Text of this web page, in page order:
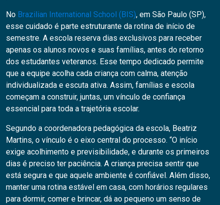
No Brazilian International School (BIS), em São Paulo (SP),
esse cuidado é parte estruturante da rotina de início de
semestre. A escola reserva dias exclusivos para receber
apenas os alunos novos e suas famílias, antes do retorno
dos estudantes veteranos. Esse tempo dedicado permite
que a equipe acolha cada criança com calma, atenção
individualizada e escuta ativa. Assim, famílias e escola
começam a construir, juntas, um vínculo de confiança
essencial para toda a trajetória escolar.
Segundo a coordenadora pedagógica da escola, Beatriz
Martins, o vínculo é o eixo central do processo. “O início
exige acolhimento e previsibilidade, e durante os primeiros
dias é preciso ter paciência. A criança precisa sentir que
está segura e que aquele ambiente é confiável. Além disso,
manter uma rotina estável em casa, com horários regulares
para dormir, comer e brincar, dá ao pequeno um senso de